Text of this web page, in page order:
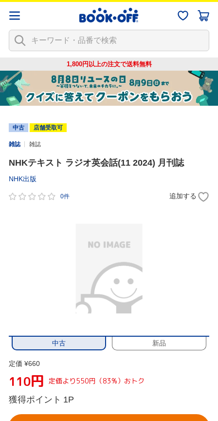
1,800円以上の注文で送料無料
中古 店舗受取可
雑誌 雑誌
NHKテキスト ラジオ英会話(11 2024) 月刊誌
NHK出版
0件 追加する
中古 新品
定価 ¥660
110円 定価より550円（83%）おトク
獲得ポイント 1P